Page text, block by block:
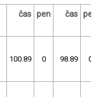
čas pen čas pen
100.89 0 98.89 0